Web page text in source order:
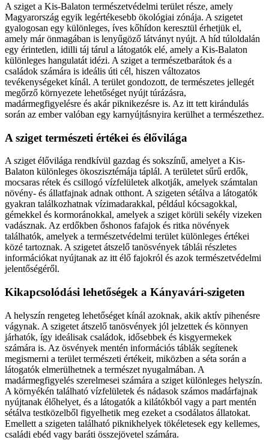
A sziget a Kis-Balaton természetvédelmi terület része, amely
Magyarország egyik legértékesebb ökológiai zónája. A szigetet
gyalogosan egy különleges, íves kőhídon keresztül érhetjük el,
amely már önmagában is lenyűgöző látványt nyújt. A híd túloldalán
egy érintetlen, idilli táj tárul a látogatók elé, amely a Kis-Balaton
különleges hangulatát idézi. A sziget a természetbarátok és a
családok számára is ideális úti cél, hiszen változatos
tevékenységeket kínál. A terület gondozott, de természetes jellegét
megőrző környezete lehetőséget nyújt túrázásra,
madármegfigyelésre és akár piknikezésre is. Az itt tett kirándulás
során az ember valóban egy karnyújtásnyira kerülhet a természethez.
A sziget természeti értékei és élővilága
A sziget élővilága rendkívül gazdag és sokszínű, amelyet a Kis-
Balaton különleges ökoszisztémája táplál. A területet sűrű erdők,
mocsaras rétek és csillogó vízfelületek alkotják, amelyek számtalan
növény- és állatfajnak adnak otthont. A szigeten sétálva a látogatók
gyakran találkozhatnak vízimadarakkal, például kócsagokkal,
gémekkel és kormoránokkal, amelyek a sziget körüli sekély vizeken
vadásznak. Az erdőkben őshonos fafajok és ritka növények
találhatók, amelyek a természetvédelmi terület különleges értékei
közé tartoznak. A szigetet átszelő tanösvények táblái részletes
információkat nyújtanak az itt élő fajokról és azok természetvédelmi
jelentőségéről.
Kikapcsolódási lehetőségek a Kányavári-szigeten
A helyszín rengeteg lehetőséget kínál azoknak, akik aktív pihenésre
vágynak. A szigetet átszelő tanösvények jól jelzettek és könnyen
járhatók, így ideálisak családok, idősebbek és kisgyermekek
számára is. Az ösvények mentén információs táblák segítenek
megismerni a terület természeti értékeit, miközben a séta során a
látogatók elmerülhetnek a természet nyugalmában. A
madármegfigyelés szerelmesei számára a sziget különleges helyszín.
A környékén található vízfelületek és nádasok számos madárfajnak
nyújtanak élőhelyet, és a látogatók a kilátókból vagy a part mentén
sétálva testközelből figyelhetik meg ezeket a csodálatos állatokat.
Emellett a szigeten található piknikhelyek tökéletesek egy kellemes,
családi ebéd vagy baráti összejövetel számára.